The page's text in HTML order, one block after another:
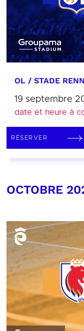
OL / STADE
19 septembre
date et heure à
RÉSERVER
OCTOBRE